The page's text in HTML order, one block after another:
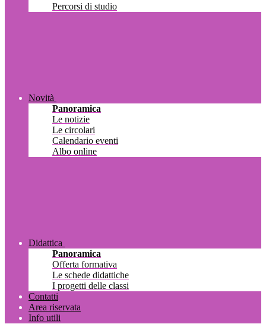
Percorsi di studio
Novità
Panoramica
Le notizie
Le circolari
Calendario eventi
Albo online
Didattica
Panoramica
Offerta formativa
Le schede didattiche
I progetti delle classi
Contatti
Area riservata
Info utili